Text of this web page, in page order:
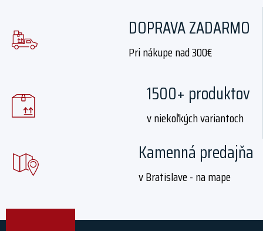
DOPRAVA ZADARMO
Pri nákupe nad 300€
1500+ produktov
v niekoľkých variantoch
Kamenná predajňa
v Bratislave - na mape